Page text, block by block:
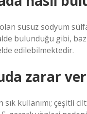
susuz sodyum
bulunduğu gibi,
edilebilmektedir.
zarar
kullanımı; çeşitli